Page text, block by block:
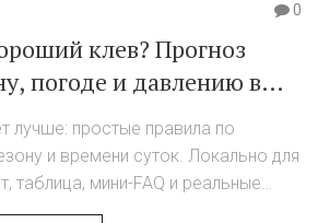
0
клев? Прогноз
погоде и давлению в
лучше: простые правила по
и времени суток. Локально для
таблица, мини-FAQ и реальные